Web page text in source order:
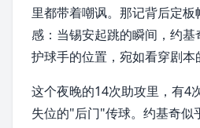
里都带着嘲讽。那记背后定板
感：当锡安起跳的瞬间，约
护球手的位置，宛如看穿剧本
这个夜晚的14次助攻里，有4
失位的"后门"传球。约基奇似